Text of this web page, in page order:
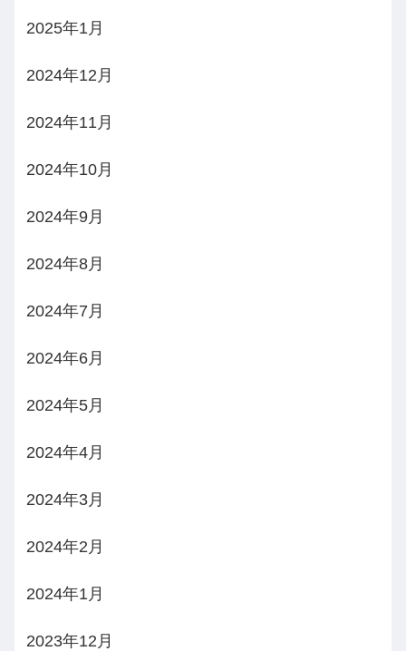
2025年1月
2024年12月
2024年11月
2024年10月
2024年9月
2024年8月
2024年7月
2024年6月
2024年5月
2024年4月
2024年3月
2024年2月
2024年1月
2023年12月